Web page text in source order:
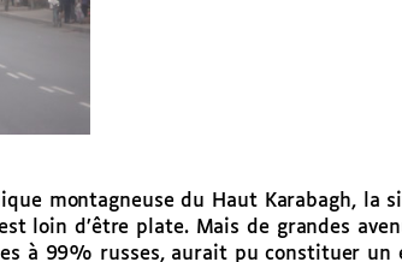
montagneuse du Haut Karabagh, la
loin d’être plate. Mais de grandes
à 99% russes, aurait pu constituer un